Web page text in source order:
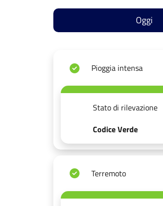
Oggi
Pioggia intensa
Stato di rilevazione
Codice Verde
Terremoto